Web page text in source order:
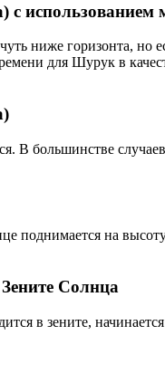
с использованием
ниже горизонта,
для Шурук в
В большинстве
поднимается на
Солнца
в зените,